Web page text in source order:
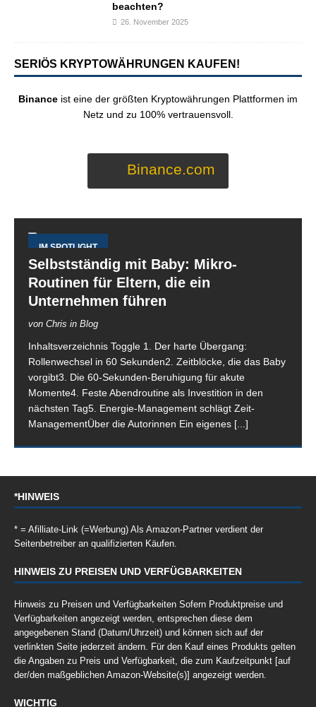
beachten?
26. November 2025
SERIÖS KRYPTOWÄHRUNGEN KAUFEN!
Binance ist eine der größten Kryptowährungen Plattformen im
Netz und zu 100% vertrauensvoll.
Binance.com
IM SPOTLIGHT
Selbstständig mit Baby: Mikro-
Routinen für Eltern, die ein
Unternehmen führen
von Chris in Blog
Inhaltsverzeichnis Toggle 1. Der harte Übergang:
Rollenwechsel in 60 Sekunden2. Zeitblöcke, die das Baby
vorgibt3. Die 60-Sekunden-Beruhigung für akute
Momente4. Feste Abendroutine als Investition in den
nächsten Tag5. Energie-Management schlägt Zeit-
ManagementÜber die Autorinnen Ein eigenes [...]
*HINWEIS
* = Afilliate-Link (=Werbung) Als Amazon-Partner verdient der
Seitenbetreiber an qualifizierten Käufen.
HINWEIS ZU PREISEN UND VERFÜGBARKEITEN
Hinweis zu Preisen und Verfügbarkeiten Sofern Produktpreise und
Verfügbarkeiten angezeigt werden, entsprechen diese dem
angegebenen Stand (Datum/Uhrzeit) und können sich auf der
verlinkten Seite jederzeit ändern. Für den Kauf eines Produkts gelten
die Angaben zu Preis und Verfügbarkeit, die zum Kaufzeitpunkt [auf
der/den maßgeblichen Amazon-Website(s)] angezeigt werden.
WICHTIG